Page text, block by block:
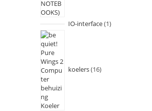
IO-interface 1
koelers 16